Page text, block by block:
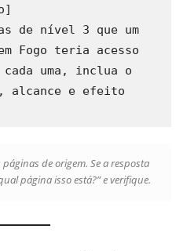
de nível 3 que um
Fogo teria acesso
uma, inclua o
alcance e efeito
de origem. Se a resposta
página isso está?” e verifique.